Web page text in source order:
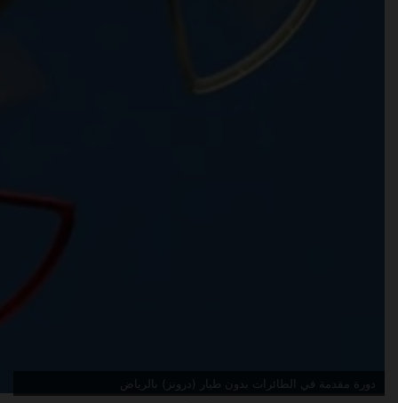
دورة مقدمة في الطائرات بدون طيار (درونز) جدة